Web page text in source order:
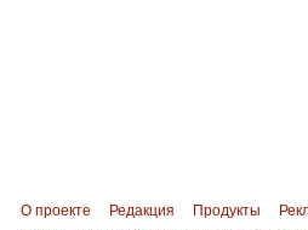
О проекте Редакция Продукты